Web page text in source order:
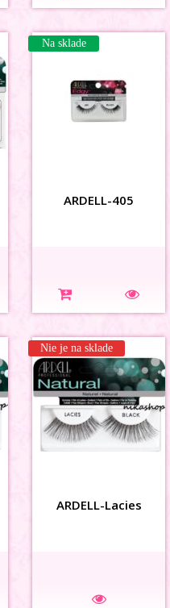
Na sklade
ARDELL-405
Nie je na sklade
ARDELL-Lacies